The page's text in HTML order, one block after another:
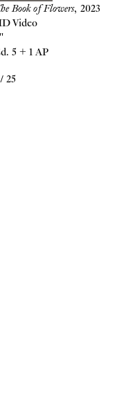
Book of Flowers, 2023
Video
5 + 1 AP
25